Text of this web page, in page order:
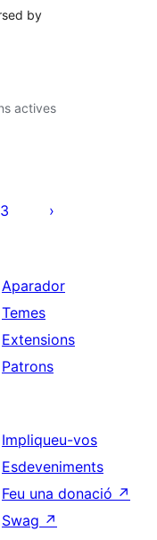
by
actives
3
Aparador
Temes
Extensions
Patrons
Impliqueu-vos
Esdeveniments
Feu una donació ↗
Swag ↗